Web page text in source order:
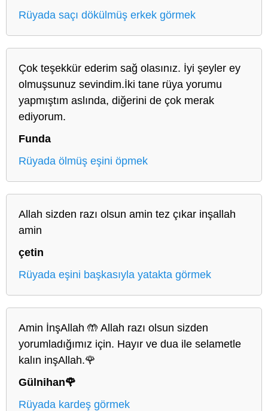
Rüyada saçı dökülmüş erkek görmek
Çok teşekkür ederim sağ olasınız. İyi şeyler ey
olmuşsunuz sevindim.İki tane rüya yorumu
yapmıştım aslında, diğerini de çok merak
ediyorum.
Funda
Rüyada ölmüş eşini öpmek
Allah sizden razı olsun amin tez çıkar inşallah
amin
çetin
Rüyada eşini başkasıyla yatakta görmek
Amin İnşAllah 🤲 Allah razı olsun sizden
yorumladığımız için. Hayır ve dua ile selametle
kalın inşAllah.🌹
Gülnihan🌹
Rüyada kardeş görmek